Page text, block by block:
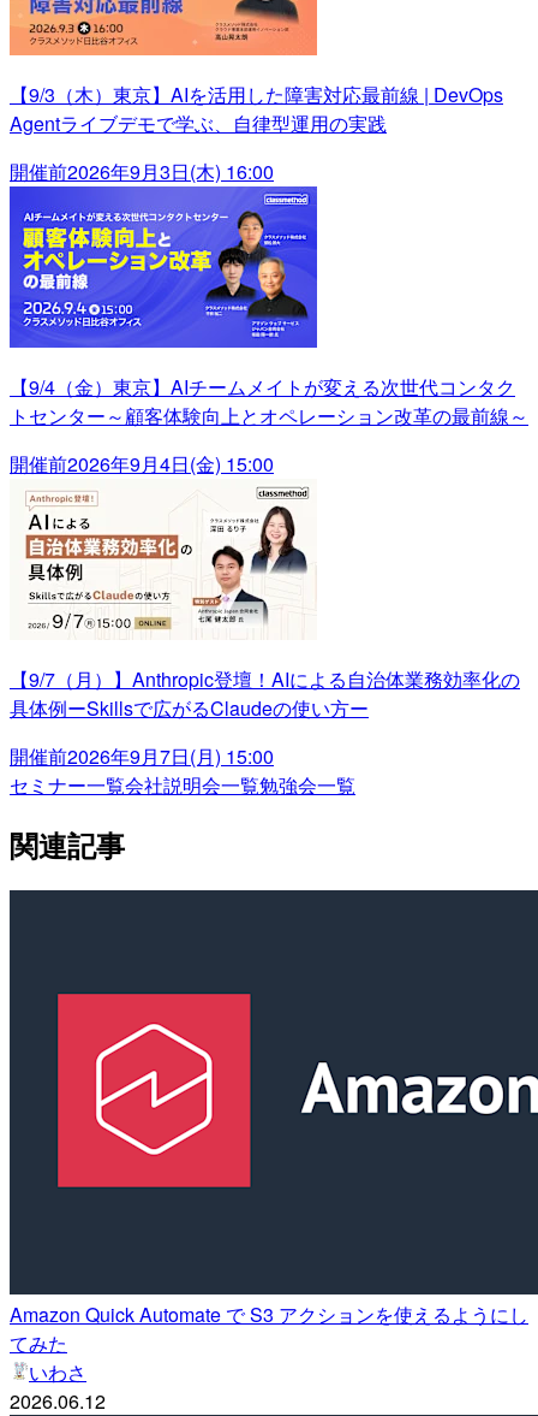
【9/3（木）東京】AIを活用した障害対応最前線 | DevOps
Agentライブデモで学ぶ、自律型運用の実践
開催前2026年9月3日(木) 16:00
【9/4（金）東京】AIチームメイトが変える次世代コンタク
トセンター～顧客体験向上とオペレーション改革の最前線～
開催前2026年9月4日(金) 15:00
【9/7（月）】Anthropic登壇！AIによる自治体業務効率化の
具体例ーSkillsで広がるClaudeの使い方ー
開催前2026年9月7日(月) 15:00
セミナー一覧会社説明会一覧勉強会一覧
関連記事
Amazon Quick Automate で S3 アクションを使えるようにし
てみた
いわさ
2026.06.12